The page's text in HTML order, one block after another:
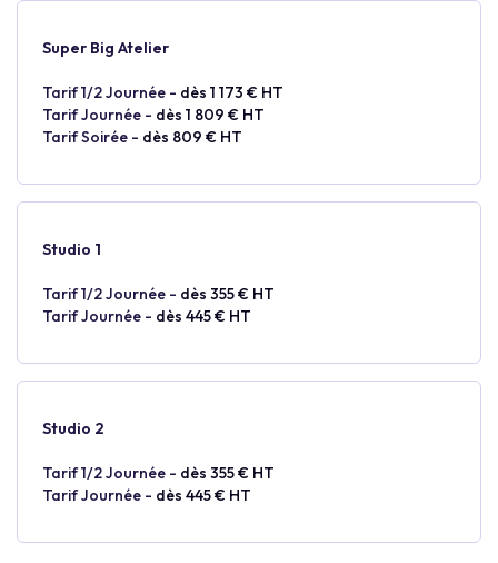
Super Big Atelier
Tarif 1/2 Journée - dès 1 173 € HT
Tarif Journée - dès 1 809 € HT
Tarif Soirée - dès 809 € HT
Studio 1
Tarif 1/2 Journée - dès 355 € HT
Tarif Journée - dès 445 € HT
Studio 2
Tarif 1/2 Journée - dès 355 € HT
Tarif Journée - dès 445 € HT